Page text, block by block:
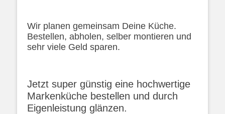
Wir planen gemeinsam Deine Küche.
Bestellen, abholen, selber montieren und
sehr viele Geld sparen.
Jetzt super günstig eine hochwertige
Markenküche bestellen und durch
Eigenleistung glänzen.